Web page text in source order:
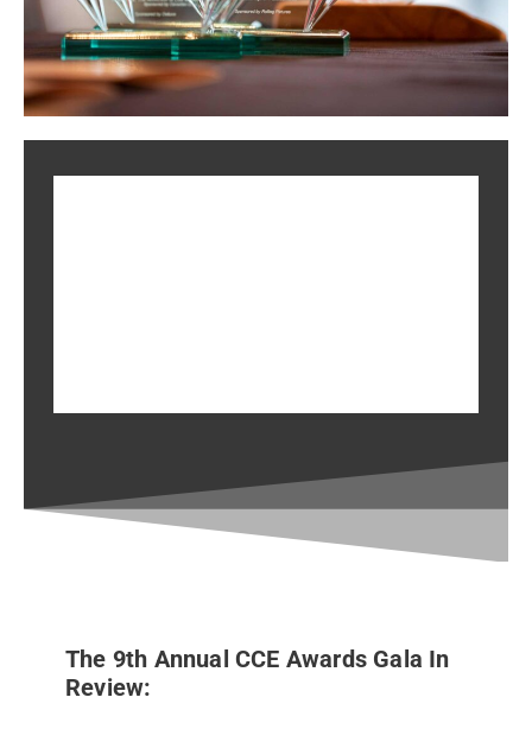
9th Annual CCE
Awards
The 9th Annual CCE Awards Gala In
Review: